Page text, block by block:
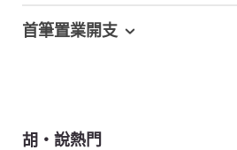
首筆置業開支
胡‧說熱門